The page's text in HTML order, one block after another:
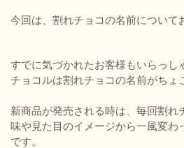
今回は、割れチョコの名前について
すでに気づかれたお客様もいらっし
チョコルは割れチョコの名前がちょ
新商品が発売される時は、毎回割れ
味や見た目のイメージから一風変わ
です。